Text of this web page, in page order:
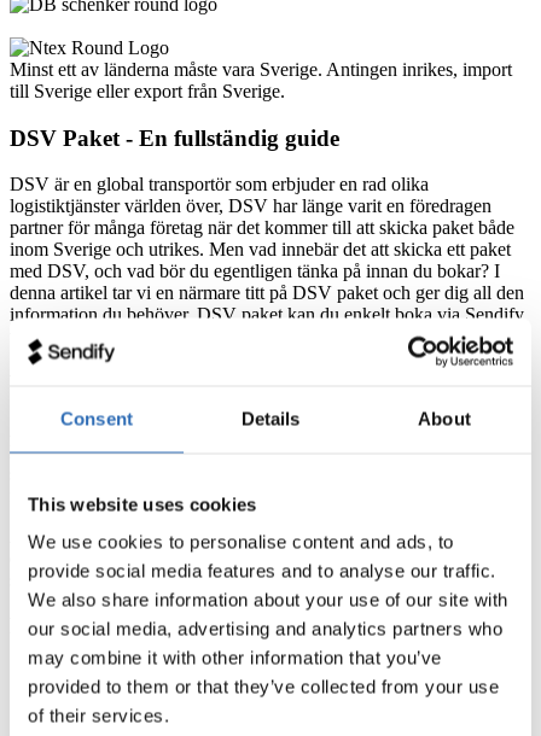
Consent Details About
This website uses cookies
We use cookies to personalise content and ads, to
provide social media features and to analyse our traffic.
We also share information about your use of our site with
our social media, advertising and analytics partners who
may combine it with other information that you’ve
provided to them or that they’ve collected from your use
of their services.
Minst ett av länderna måste vara Sverige. Antingen inrikes, import
till Sverige eller export från Sverige.
DSV Paket - En fullständig guide
DSV är en global transportör som erbjuder en rad olika
logistiktjänster världen över, DSV har länge varit en föredragen
partner för många företag när det kommer till att skicka paket både
inom Sverige och utrikes. Men vad innebär det att skicka ett paket
med DSV, och vad bör du egentligen tänka på innan du bokar? I
denna artikel tar vi en närmare titt på DSV paket och ger dig all den
information du behöver, DSV paket kan du enkelt boka via Sendify
till 20% lägre fraktpris.
Att skicka med DSV betyder att du anlitar en av världens ledande
leverantörer av transport- och logistiktjänster. Företaget erbjuder
från enstaka paket inom Sverige till stora försändelser världen över.
Att skicka paket med DSV erbjuder dig både trygghet och
effektivitet. Med deras omfattande nätverk och expertis kan du vara
säker på att ditt paket är i goda händer.
Fördelarna med DSV Paket
Global räckvidd:
Med ett nätverk som sträcker sig över 80
länder kan du vara säker på att ditt paket kommer fram till
nästan vilken destination som helst.